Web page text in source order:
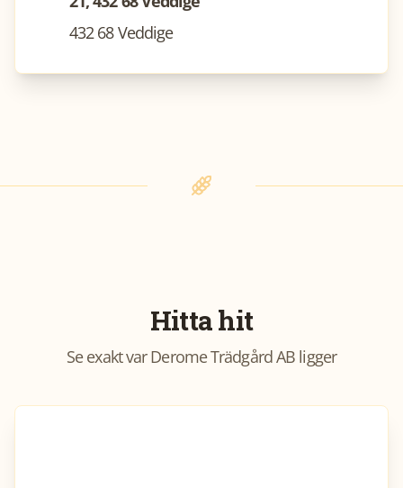
432 68 Veddige
Hitta hit
Se exakt varDerome Trädgård AB ligger